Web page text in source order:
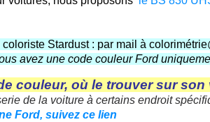
Stardust : par mail à
avez une code couleur Ford
couleur, où le trouver sur son
de la voiture à certains endroit
Ford, suivez ce lien